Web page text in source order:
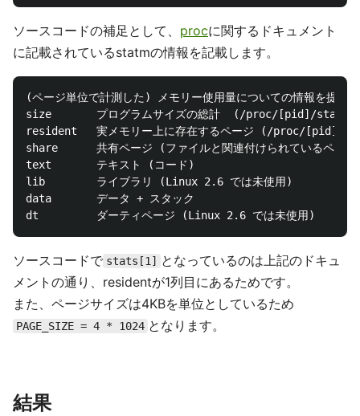
ソースコードの補足として、 procに関するドキュメント
に記載されているstatmの情報を記載します。
(ページ単位で計測した) メモリー使用量についての情報を提供
size       プログラムサイズの総計  (/proc/[pid]/status
resident   実メモリー上に存在するページ (/proc/[pid]/
share      共有ページ (ファイルと関連付けられているペー
text       テキスト (コード)
lib        ライブラリ (Linux 2.6 では未使用)
data       データ + スタック
ソースコードで stats[1]
となっているのは上記のドキュ
メントの通り、residentが1列目にあるためです。
また、ページサイズは4KBを単位としているため
PAGE_SIZE = 4 * 1024 となります。
結果